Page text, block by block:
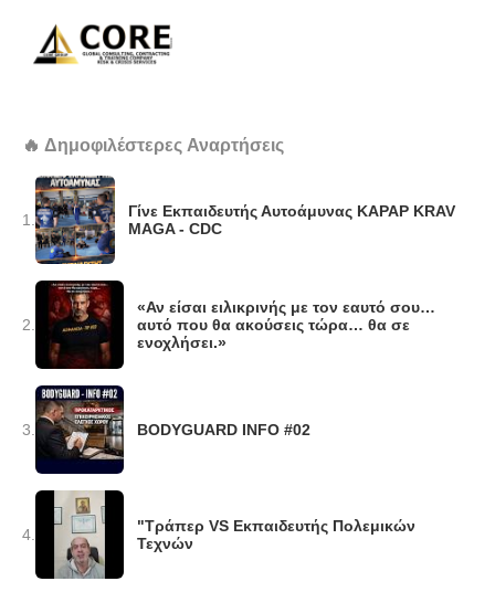
🔥 Δημοφιλέστερες Αναρτήσεις
1.
Γίνε Εκπαιδευτής Αυτοάμυνας KAPAP KRAV
MAGA - CDC
2.
«Αν είσαι ειλικρινής με τον εαυτό σου…
αυτό που θα ακούσεις τώρα… θα σε
ενοχλήσει.»
3. BODYGUARD INFO #02
4.
"Τράπερ VS Εκπαιδευτής Πολεμικών
Τεχνών